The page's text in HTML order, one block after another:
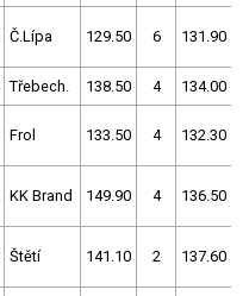
Č.Lípa 129.50 6 131.90
Třebech. 138.50 4 134.00
Frol 133.50 4 132.30
KK Brand 149.90 4 136.50
Štětí 141.10 2 137.60